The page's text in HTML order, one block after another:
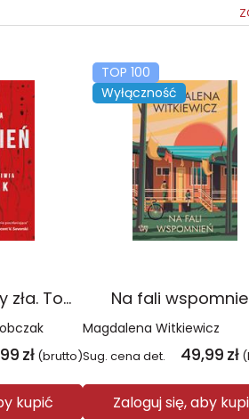
Czerwień. Kolory zła. Tom 1 wyd. 2025
zł (brutto)
kupić
TOP 100
Wyłączność
Na fali
Magdalena Witkiewicz
Sug. cena det. 49,99 zł
Zaloguj się, aby